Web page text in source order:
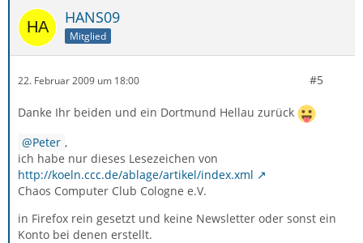
HANS09
Mitglied
22. Februar 2009 um 18:00 #5
Danke Ihr beiden und ein Dortmund Hellau zurück
Peter ,
ich habe nur dieses Lesezeichen von
http://koeln.ccc.de/ablage/artikel/index.xml
Chaos Computer Club Cologne e.V.
in Firefox rein gesetzt und keine Newsletter oder sonst ein
Konto bei denen erstellt.